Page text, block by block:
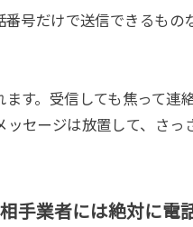
号だけで送信できるもの
す。受信しても焦って連
セージは放置して、さっ
手業者には絶対に電